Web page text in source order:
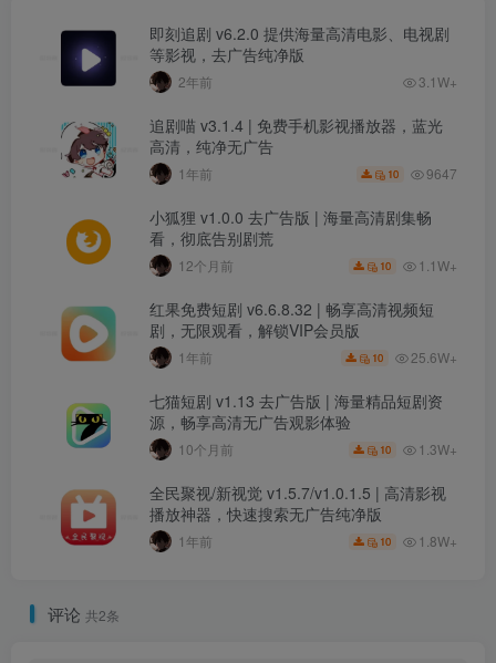
即刻追剧 v6.2.0 提供海量高清电影、电视剧
等影视，去广告纯净版
2年前 3.1W+
追剧喵 v3.1.4 | 免费手机影视播放器，蓝光
高清，纯净无广告
1年前 10 9647
小狐狸 v1.0.0 去广告版 | 海量高清剧集畅
看，彻底告别剧荒
12个月前 10 1.1W+
红果免费短剧 v6.6.8.32 | 畅享高清视频短
剧，无限观看，解锁VIP会员版
1年前 10 25.6W+
七猫短剧 v1.13 去广告版 | 海量精品短剧资
源，畅享高清无广告观影体验
10个月前 10 1.3W+
全民聚视/新视觉 v1.5.7/v1.0.1.5 | 高清影视
播放神器，快速搜索无广告纯净版
1年前 10 1.8W+
评论 共2条